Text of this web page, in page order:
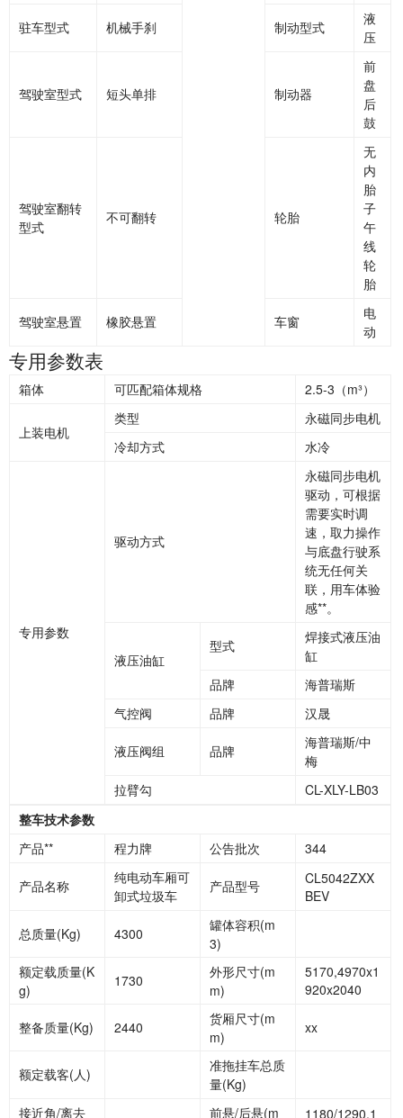
驻车型式 机械手刹 制动型式
液
压
驾驶室型式 短头单排 制动器
前
盘
后
鼓
驾驶室翻转
型式
不可翻转 轮胎
无
内
胎
子
午
线
轮
胎
驾驶室悬置 橡胶悬置 车窗
电
动
专用参数表
箱体 可匹配箱体规格 2.5-3（m³）
上装电机
类型
永磁同步电机
冷却方式
水冷
专用参数
驱动方式
永磁同步电机
驱动，可根据
需要实时调
速，取力操作
与底盘行驶系
统无任何关
联，用车体验
感**。
液压油缸
型式
焊接式液压油
缸
品牌
海普瑞斯
气控阀
品牌 汉晟
液压阀组 品牌
海普瑞斯/中
梅
拉臂勾
CL-XLY-LB03
整车技术参数
产品**
程力牌 公告批次 344
产品名称
纯电动车厢可
卸式垃圾车
产品型号
CL5042ZXX
BEV
总质量(Kg) 4300
罐体容积(m
3)
额定载质量(K
g)
1730
外形尺寸(m
m)
5170,4970x1
920x2040
整备质量(Kg) 2440
货厢尺寸(m
m)
xx
额定载客(人)
准拖挂车总质
量(Kg)
接近角/离去
前悬/后悬(m 1180/1290,1